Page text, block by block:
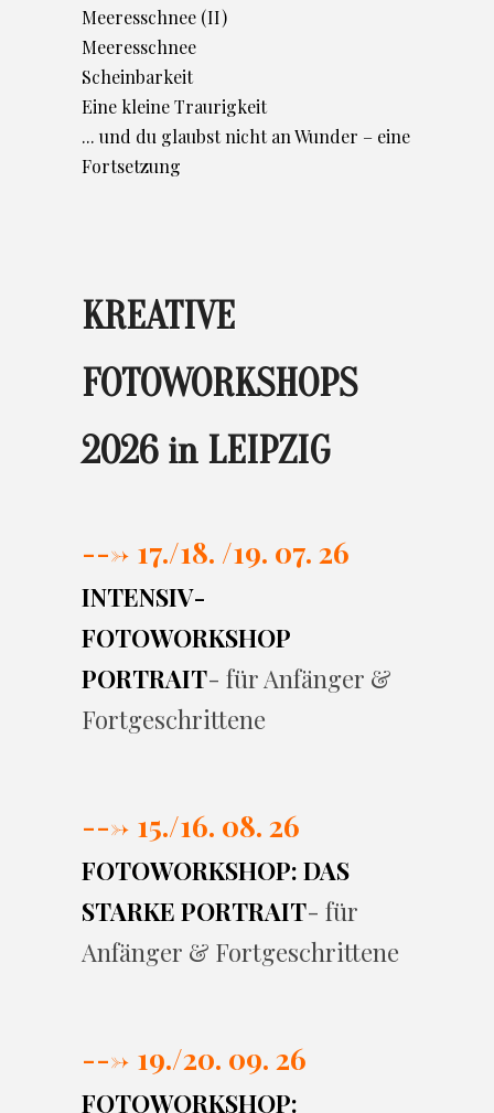
Meeresschnee (II)
Meeresschnee
Scheinbarkeit
Eine kleine Traurigkeit
... und du glaubst nicht an Wunder – eine
Fortsetzung
KREATIVE
FOTOWORKSHOPS
2026 in LEIPZIG
---> 17./18. /19. 07. 26
INTENSIV-
FOTOWORKSHOP
PORTRAIT- für Anfänger &
Fortgeschrittene
---> 15./16. 08. 26
FOTOWORKSHOP: DAS
STARKE PORTRAIT- für
Anfänger & Fortgeschrittene
---> 19./20. 09. 26
FOTOWORKSHOP: